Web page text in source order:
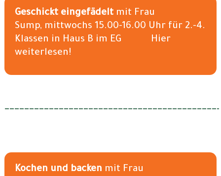
Geschickt eingefädeltmit Frau
Sump, mittwochs 15.00-16.00 Uhr für 2.-4.
Klassen in Haus B im EG Hier
weiterlesen!
Kochen und backen mit Frau